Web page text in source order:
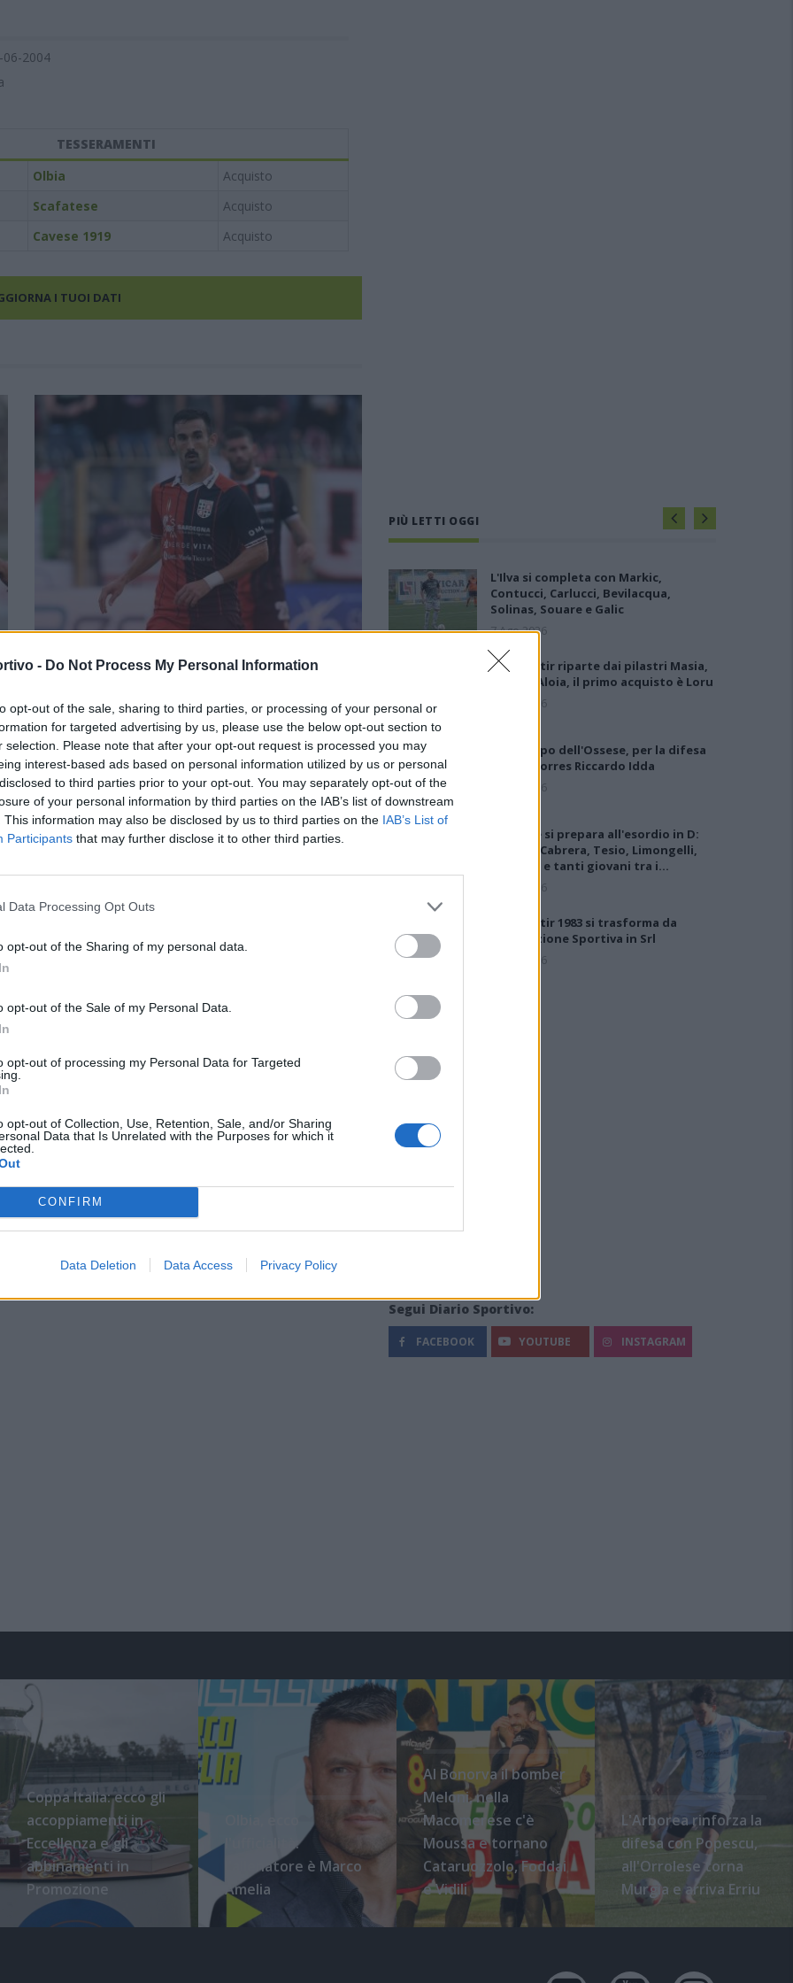
- Do Not Process My Personal Information
opt-out of the sale, sharing to third parties, or processing of your personal or
for targeted advertising by us, please use the below opt-out section to
selection. Please note that after your opt-out request is processed you may
interest-based ads based on personal information utilized by us or personal
to third parties prior to your opt-out. You may separately opt-out of the
of your personal information by third parties on the IAB’s list of downstream
This information may also be disclosed by us to third parties on the IAB’s List of
Participants that may further disclose it to other third parties.
Data Processing Opt Outs
opt-out of the Sharing of my personal data.
opt-out of the Sale of my Personal Data.
opt-out of processing my Personal Data for Targeted
opt-out of Collection, Use, Retention, Sale, and/or Sharing
Data that Is Unrelated with the Purposes for which it
CONFIRM
Data Deletion Data Access Privacy Policy
06-2004
TESSERAMENTI
Olbia
Acquisto
Scafatese
Acquisto
Cavese 1919 Acquisto
I TUOI DATI
Gran colpo dell'Ossese, per la difesa c'è l'ex
7 Ago 2026
L'Ossese piazza un gran colpo per rinforzare la difesa e
prende Riccardo Idda, difensore algherese classe 1988 che
ha concluso il triennio alla Torres (59 presenze) e, di fatto, la
sua lunga…
L'Ossese si prepara all'esordio in D:
Bolzicco e tanti giovani tra i volti
7 Ago 2026
Le 5 sarde ancora nel girone G con 8
6 Ago 2026
Lnd, il nodo ripescaggi non si
scioglie: rinviate al 5 agosto le
3 Ago 2026
PIÙ LETTI OGGI
L'Ilva si completa con Markic,
Contucci, Carlucci, Bevilacqua,
Solinas, Souare e Galic
7 Ago 2026
Il Monastir riparte dai pilastri Masia,
Pinna e Aloia, il primo acquisto è Loru
7 Ago 2026
Gran colpo dell'Ossese, per la difesa
c'è l'ex Torres Riccardo Idda
7 Ago 2026
L'Ossese si prepara all'esordio in D:
Forzati, Cabrera, Tesio, Limongelli,
Bolzicco e tanti giovani tra i…
7 Ago 2026
Il Monastir 1983 si trasforma da
Associazione Sportiva in Srl
7 Ago 2026
Segui Diario Sportivo:
FACEBOOK YOUTUBE INSTAGRAM
Coppa Italia: ecco gli
accoppiamenti in
Eccellenza e gli
abbinamenti in
Promozione
l'ufficialità:
l'allenatore è Marco
Amelia
Al Bonorva il bomber
Meloni, nella
Macomerese c'è
Moussa e tornano
Cataruozzolo, Foddai
e Vidili
L'Arborea rinforza la
difesa con Popescu,
all'Orrolese torna
Murgia e arriva Erriu